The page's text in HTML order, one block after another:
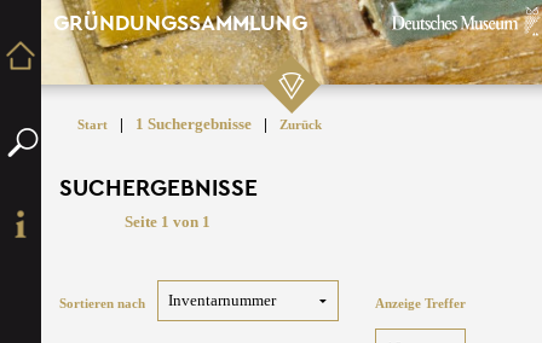
GRÜNDUNGSSAMMLUNG
Start | 1 Suchergebnisse | Zurück
SUCHERGEBNISSE
Seite 1 von 1
Sortieren nach Anzeige Treffer